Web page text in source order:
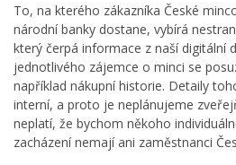
To, na kterého zákazníka České
národní banky dostane, vybírá
který čerpá informace z naší digitální
jednotlivého zájemce o minci se
například nákupní historie. Detaily
interní, a proto je neplánujeme
neplatí, že bychom někoho
zacházení nemají ani zaměstnanci